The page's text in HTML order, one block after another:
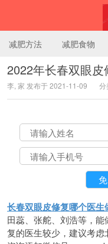
减肥方法 减肥食物
2022年长春双眼皮
李, 家 发布于 2021-11-09 分
长春双眼皮修复哪个医生
田蕊、张舵、刘浩等，
复的医生较少，建议考